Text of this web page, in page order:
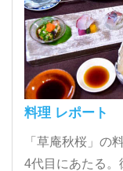
料理 レポート
「草庵秋桜」の
4代目にあたる